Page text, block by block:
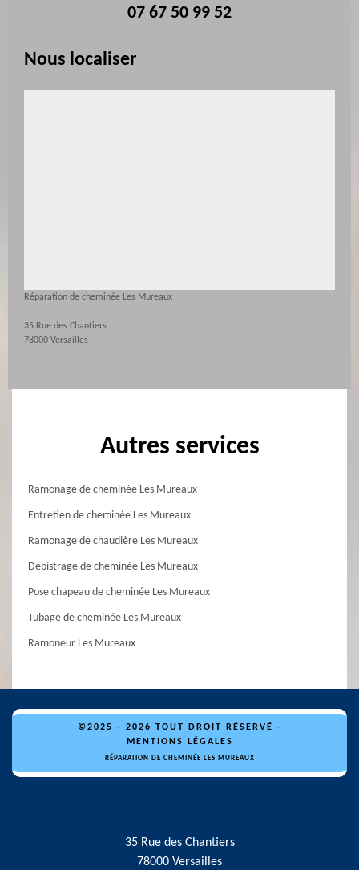
07 67 50 99 52
Nous localiser
Réparation de cheminée Les Mureaux
35 Rue des Chantiers
78000 Versailles
Autres services
Ramonage de cheminée Les Mureaux
Entretien de cheminée Les Mureaux
Ramonage de chaudière Les Mureaux
Débistrage de cheminée Les Mureaux
Pose chapeau de cheminée Les Mureaux
Tubage de cheminée Les Mureaux
Ramoneur Les Mureaux
©2025 - 2026 TOUT DROIT RÉSERVÉ -
MENTIONS LÉGALES
RÉPARATION DE CHEMINÉE LES MUREAUX
35 Rue des Chantiers
78000 Versailles